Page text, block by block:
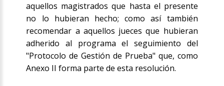
aquellos magistrados que hasta el presente
no lo hubieran hecho; como así también
recomendar a aquellos jueces que hubieran
adherido al programa el seguimiento del
"Protocolo de Gestión de Prueba" que, como
Anexo II forma parte de esta resolución.